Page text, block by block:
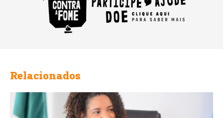
Relacionados